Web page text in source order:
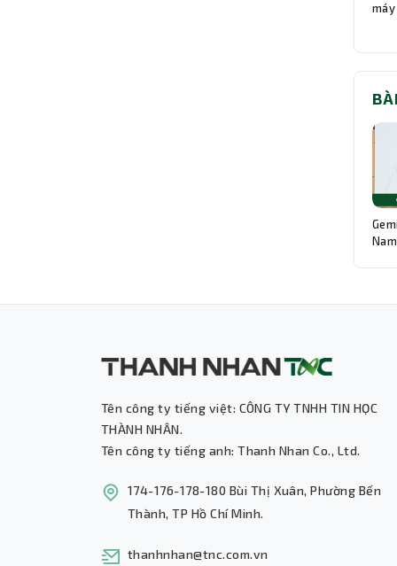
Tên công ty tiếng việt: CÔNG TY TNHH TIN HỌC
THÀNH NHÂN.
Tên công ty tiếng anh: Thanh Nhan Co., Ltd.
174-176-178-180 Bùi Thị Xuân, Phường Bến
Thành, TP Hồ Chí Minh.
thanhnhan@tnc.com.vn